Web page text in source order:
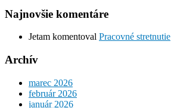
Najnovšie komentáre
Jetam komentoval Pracovné stretnutie
Archív
marec 2026
február 2026
január 2026